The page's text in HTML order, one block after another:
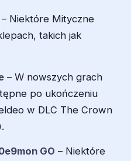
– Niektóre Mityczne
takich jak
– W nowszych grach
po ukończeniu
w DLC The Crown
GO – Niektóre